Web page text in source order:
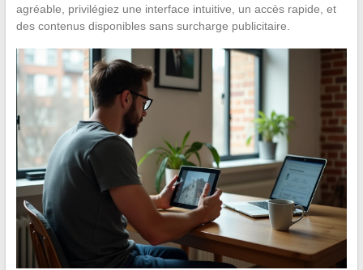
agréable, privilégiez une interface intuitive, un accès rapide, et
des contenus disponibles sans surcharge publicitaire.